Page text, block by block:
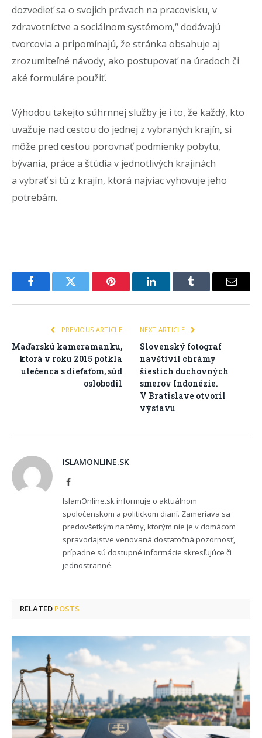
dozvedieť sa o svojich právach na pracovisku, v
zdravotníctve a sociálnom systémom,“ dodávajú
tvorcovia a pripomínajú, že stránka obsahuje aj
zrozumiteľné návody, ako postupovať na úradoch či
aké formuláre použiť.
Výhodou takejto súhrnnej služby je i to, že každý, kto
uvažuje nad cestou do jednej z vybraných krajín, si
môže pred cestou porovnať podmienky pobytu,
bývania, práce a štúdia v jednotlivých krajinách
a vybrať si tú z krajín, ktorá najviac vyhovuje jeho
potrebám.
FacebookTwitter Pinterest LinkedInTumblr Email
PREVIOUS ARTICLE
Maďarskú kameramanku,
ktorá v roku 2015 potkla
utečenca s dieťaťom, súd
oslobodil
NEXT ARTICLE
Slovenský fotograf
navštívil chrámy
šiestich duchovných
smerov Indonézie.
V Bratislave otvoril
výstavu
ISLAMONLINE.SK
Facebook
IslamOnline.sk informuje o aktuálnom
spoločenskom a politickom dianí. Zameriava sa
predovšetkým na témy, ktorým nie je v domácom
spravodajstve venovaná dostatočná pozornosť,
prípadne sú dostupné informácie skresľujúce či
jednostranné.
RELATED POSTS